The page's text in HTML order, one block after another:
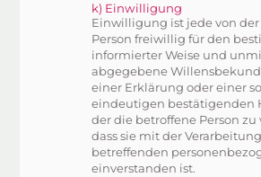
k) Einwilligung
Einwilligung ist jede von
Person freiwillig für den
informierter Weise und
abgegebene
einer Erklärung oder einer
eindeutigen bestätigenden
der die betroffene Person
dass sie mit der
betreffenden
einverstanden ist.